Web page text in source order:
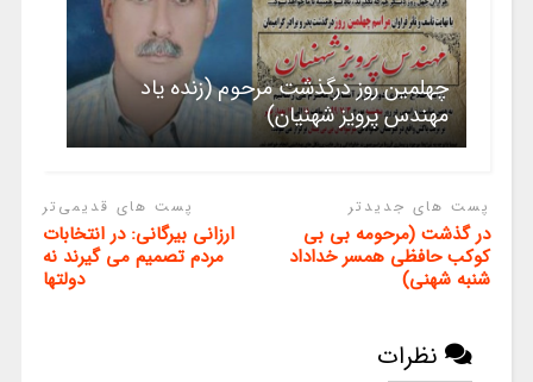
چهلمین روز درگذشت مرحوم (زنده یاد
مهندس پرویز شهنیان)
پست های جدیدتر
در گذشت (مرحومه بی بی
کوکب حافظی همسر خداداد
شنبه شهنی)
پست های قدیمی‌تر
ارزانی بیرگانی: در انتخابات
مردم تصمیم می گیرند نه
دولتها
نظرات